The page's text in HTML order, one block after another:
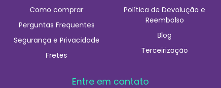
Como comprar
Perguntas Frequentes
Segurança e Privacidade
Fretes
Política de Devolução e
Reembolso
Blog
Terceirização
Entre em contato